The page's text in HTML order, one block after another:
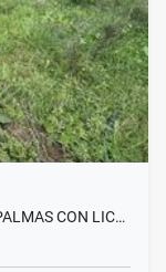
CON LIC…